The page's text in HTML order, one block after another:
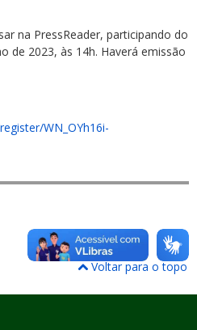
na PressReader, participando do
de 2023, às 14h. Haverá emissão
WN_OYh16i-
Voltar para o topo